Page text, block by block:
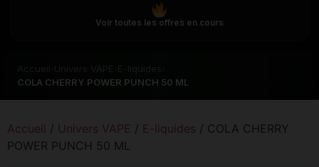
Voir toutes les offres en cours
COLA CHERRY POWER PUNCH 50 ML
Accueil / Univers VAPE / E-liquides / COLA CHERRY
POWER PUNCH 50 ML